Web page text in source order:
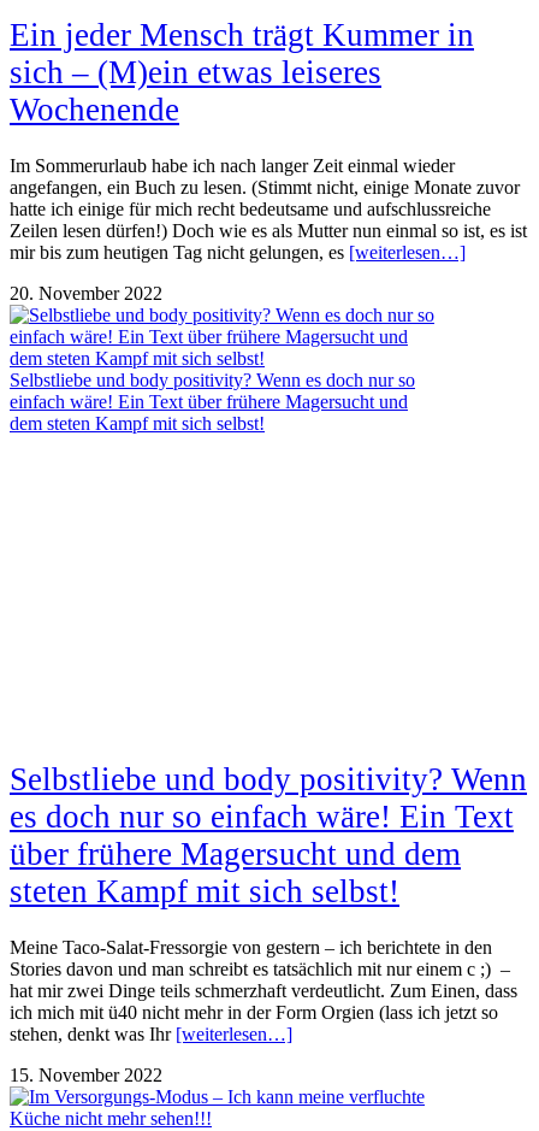
Ein jeder Mensch trägt Kummer in
sich – (M)ein etwas leiseres
Wochenende
Im Sommerurlaub habe ich nach langer Zeit einmal wieder
angefangen, ein Buch zu lesen. (Stimmt nicht, einige Monate zuvor
hatte ich einige für mich recht bedeutsame und aufschlussreiche
Zeilen lesen dürfen!) Doch wie es als Mutter nun einmal so ist, es ist
mir bis zum heutigen Tag nicht gelungen, es [weiterlesen…]
20. November 2022
Selbstliebe und body positivity? Wenn es doch nur so
einfach wäre! Ein Text über frühere Magersucht und
dem steten Kampf mit sich selbst!
Selbstliebe und body positivity? Wenn
es doch nur so einfach wäre! Ein Text
über frühere Magersucht und dem
steten Kampf mit sich selbst!
Meine Taco-Salat-Fressorgie von gestern – ich berichtete in den
Stories davon und man schreibt es tatsächlich mit nur einem c ;) –
hat mir zwei Dinge teils schmerzhaft verdeutlicht. Zum Einen, dass
ich mich mit ü40 nicht mehr in der Form Orgien (lass ich jetzt so
stehen, denkt was Ihr [weiterlesen…]
15. November 2022